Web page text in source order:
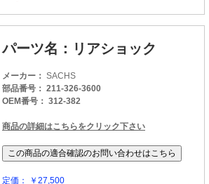
パーツ名：リアショック
メーカー： SACHS
部品番号： 211-326-3600
OEM番号： 312-382
商品の詳細はこちらをクリック下さい
定価： ￥27,500